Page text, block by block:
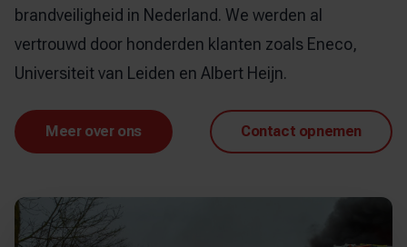
brandveiligheid in Nederland. We werden al
vertrouwd door honderden klanten zoals Eneco,
Universiteit van Leiden en Albert Heijn.
Meer over ons Contact opnemen